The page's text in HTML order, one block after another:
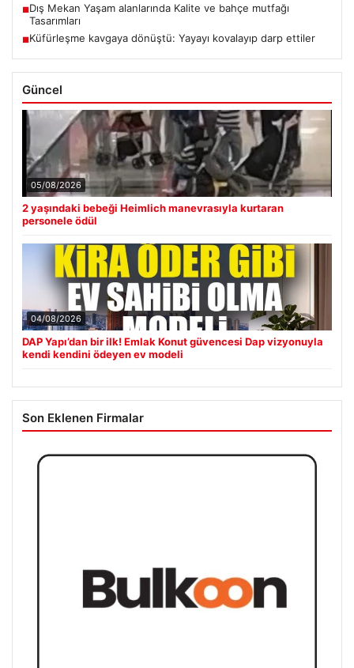
■Dış Mekan Yaşam alanlarında Kalite ve bahçe mutfağı
Tasarımları
■Küfürleşme kavgaya dönüştü: Yayayı kovalayıp darp ettiler
Güncel
05/08/2026
2 yaşındaki bebeği Heimlich manevrasıyla kurtaran
personele ödül
04/08/2026
DAP Yapı’dan bir ilk! Emlak Konut güvencesi Dap vizyonuyla
kendi kendini ödeyen ev modeli
Son Eklenen Firmalar